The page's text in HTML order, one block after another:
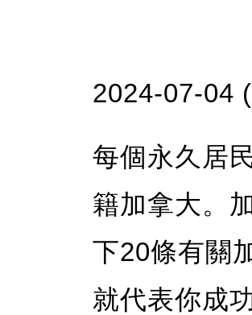
2024-07-04
每個永久居
籍加拿大。
下20條有關
就代表你成